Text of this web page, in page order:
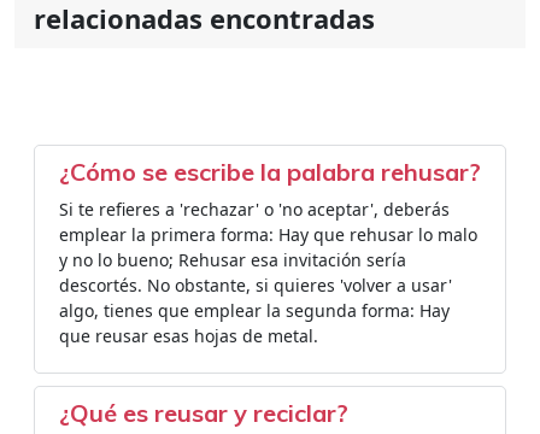
relacionadas encontradas
¿Cómo se escribe la palabra rehusar?
Si te refieres a 'rechazar' o 'no aceptar', deberás
emplear la primera forma: Hay que rehusar lo malo
y no lo bueno; Rehusar esa invitación sería
descortés. No obstante, si quieres 'volver a usar'
algo, tienes que emplear la segunda forma: Hay
que reusar esas hojas de metal.
¿Qué es reusar y reciclar?